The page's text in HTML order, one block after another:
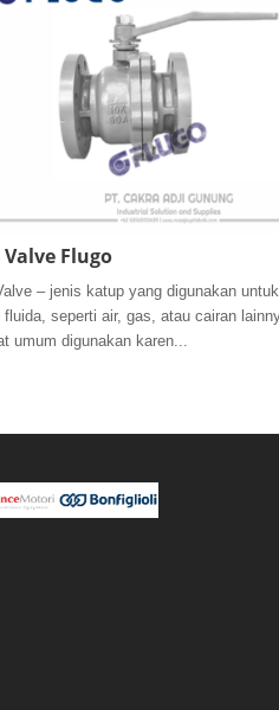
Flugo
– jenis katup yang digunakan
fluida, seperti air, gas, atau cairan
umum digunakan karen...